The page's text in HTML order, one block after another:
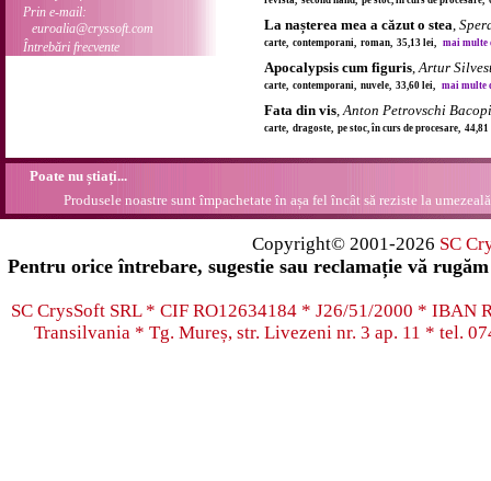
Prin e-mail:
euroalia@cryssoft.com
Întrebări frecvente
La nașterea mea a căzut o stea,
carte, contemporani, roman, 35,13 lei, mai multe
Apocalypsis cum figuris,Artur
carte, contemporani, nuvele, 33,60 lei, mai multe
Fata din vis,Anton Petrovschi
carte, dragoste, pe stoc, în curs de procesare,
Poate nu știați...
Produsele noastre sunt împachetate în așa fel încât să reziste la
Copyright© 2001-2026 SC
Pentru orice întrebare, sugestie sau reclamație vă
SC CrysSoft SRL * CIF RO12634184 * J26/51/2000 * IBAN
Transilvania * Tg. Mureș, str. Livezeni nr. 3 ap. 11 * tel.